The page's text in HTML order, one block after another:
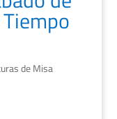
de Misa